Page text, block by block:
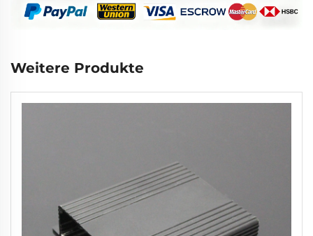
Weitere Produkte